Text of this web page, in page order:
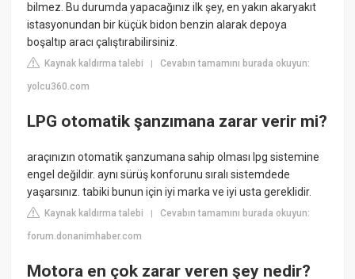
bilmez. Bu durumda yapacağınız ilk şey, en yakın akaryakıt
istasyonundan bir küçük bidon benzin alarak depoya
boşaltıp aracı çalıştırabilirsiniz.
Kaynak kaldırma talebi |Cevabın tamamını burada okuyun:
yolcu360.com
LPG otomatik şanzımana zarar verir mi?
araçınızın otomatik şanzumana sahip olması lpg sistemine
engel değildir. aynı sürüş konforunu sıralı sistemdede
yaşarsınız. tabiki bunun için iyi marka ve iyi usta gereklidir.
Kaynak kaldırma talebi |Cevabın tamamını burada okuyun:
forum.donanimhaber.com
Motora en çok zarar veren şey nedir?